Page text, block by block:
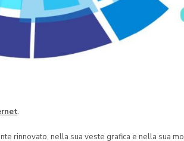
.
rinnovato, nella sua veste grafica e nella sua